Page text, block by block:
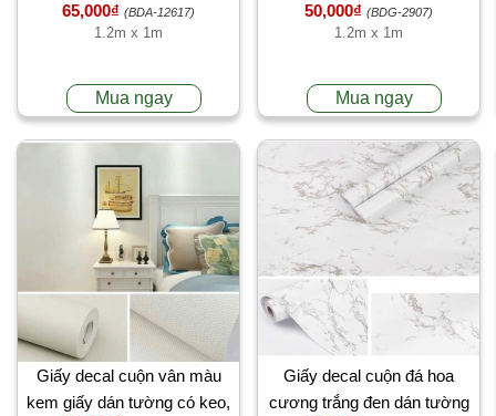
có keo
65,000₫ (BDA-12617)
1.2m x 1m
Mua ngay
1.2m x 1m, dán phòng khách,
phòng ngủ, bán lẻ 1 mét
50,000₫ (BDG-2907)
1.2m x 1m
Mua ngay
Giấy decal cuộn vân màu
kem giấy dán tường có keo,
Giấy decal cuộn đá hoa
cương trắng đen dán tường